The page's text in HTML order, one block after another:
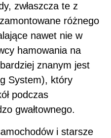
zwłaszcza te z
różnego
nawet nie w
hamowania na
znanym jest
System), który
podczas
gwałtownego.
i starsze